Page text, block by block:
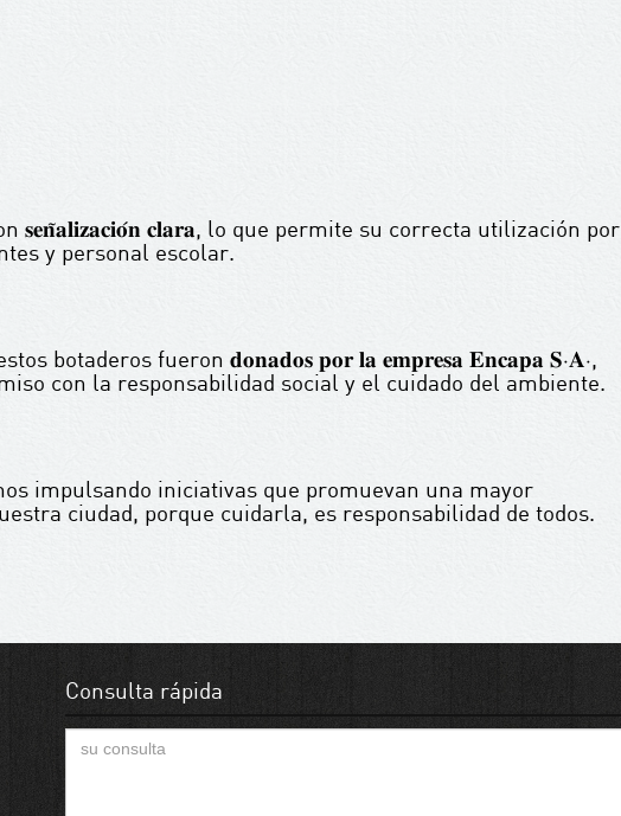
𝐬𝐞𝐧̃𝐚𝐥𝐢𝐳𝐚𝐜𝐢𝐨́𝐧 𝐜𝐥𝐚𝐫𝐚, lo que permite su correcta utilización por
y personal escolar.
botaderos fueron 𝐝𝐨𝐧𝐚𝐝𝐨𝐬 𝐩𝐨𝐫 𝐥𝐚 𝐞𝐦𝐩𝐫𝐞𝐬𝐚 𝐄𝐧𝐜𝐚𝐩𝐚 𝐒‧𝐀‧,
con la responsabilidad social y el cuidado del ambiente.
impulsando iniciativas que promuevan una mayor
ciudad, porque cuidarla, es responsabilidad de todos.
Consulta rápida